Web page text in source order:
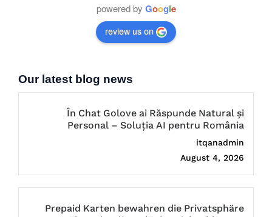
powered by Google
review us on
Our latest blog news
În Chat Golove ai Răspunde Natural și
Personal – Soluția AI pentru România
itqanadmin
August 4, 2026
Prepaid Karten bewahren die Privatsphäre